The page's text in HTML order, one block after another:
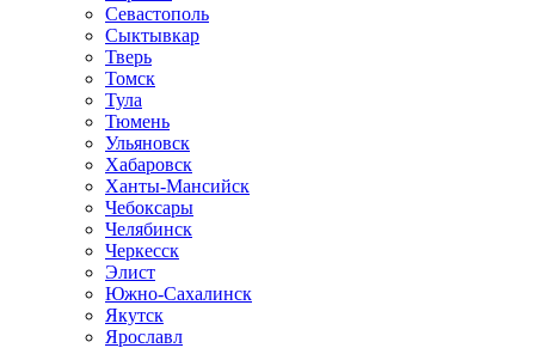
Севастополь
Сыктывкар
Тверь
Томск
Тула
Тюмень
Ульяновск
Хабаровск
Ханты-Мансийск
Чебоксары
Челябинск
Черкесск
Элист
Южно-Сахалинск
Якутск
Ярославл